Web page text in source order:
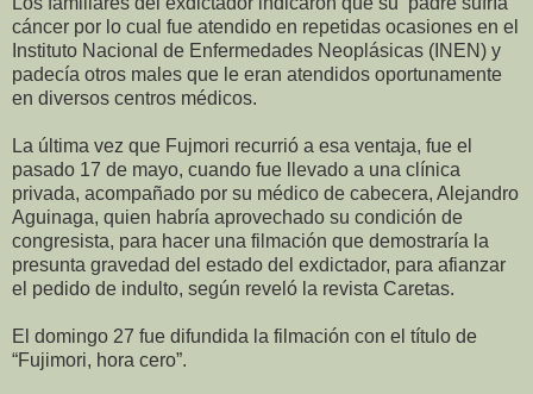
cáncer por lo cual fue atendido en repetidas ocasiones en el
Instituto Nacional de Enfermedades Neoplásicas (INEN) y
padecía otros males que le eran atendidos oportunamente
en diversos centros médicos.
La última vez que Fujmori recurrió a esa ventaja, fue el
pasado 17 de mayo, cuando fue llevado a una clínica
privada, acompañado por su médico de cabecera, Alejandro
Aguinaga, quien habría aprovechado su condición de
congresista, para hacer una filmación que demostraría la
presunta gravedad del estado del exdictador, para afianzar
el pedido de indulto, según reveló la revista Caretas.
El domingo 27 fue difundida la filmación con el título de
“Fujimori, hora cero”.